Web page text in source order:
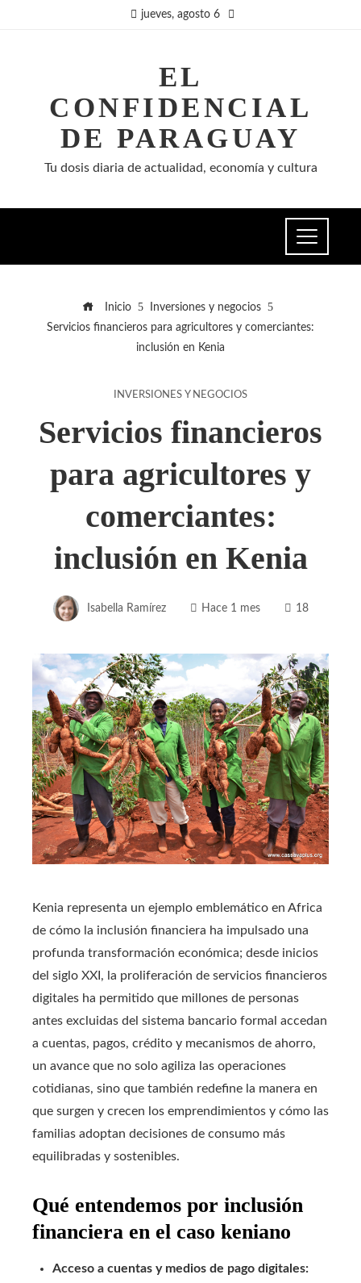
jueves, agosto 6
EL
CONFIDENCIAL
DE PARAGUAY
Tu dosis diaria de actualidad, economía y cultura
Inicio
Inversiones y negocios
Servicios financieros para agricultores y comerciantes:
inclusión en Kenia
INVERSIONES Y NEGOCIOS
Servicios financieros
para agricultores y
comerciantes:
inclusión en Kenia
Isabella Ramírez Hace 1 mes 18
Kenia representa un ejemplo emblemático en Africa
de cómo la inclusión financiera ha impulsado una
profunda transformación económica; desde inicios
del siglo XXI, la proliferación de servicios financieros
digitales ha permitido que millones de personas
antes excluidas del sistema bancario formal accedan
a cuentas, pagos, crédito y mecanismos de ahorro,
un avance que no solo agiliza las operaciones
cotidianas, sino que también redefine la manera en
que surgen y crecen los emprendimientos y cómo las
familias adoptan decisiones de consumo más
equilibradas y sostenibles.
Qué entendemos por inclusión
financiera en el caso keniano
Acceso a cuentas y medios de pago digitales: